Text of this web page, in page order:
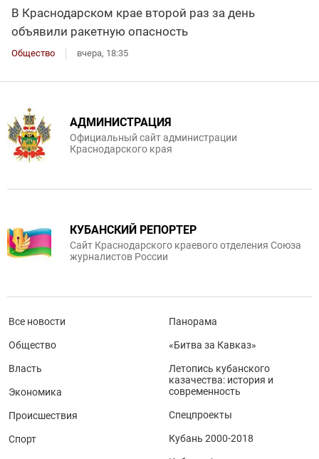
В Краснодарском крае второй раз за день
объявили ракетную опасность
Общество вчера, 18:35
АДМИНИСТРАЦИЯ
Официальный сайт администрации
Краснодарского края
КУБАНСКИЙ РЕПОРТЕР
Сайт Краснодарского краевого отделения Союза
журналистов России
Все новости
Общество
Власть
Экономика
Происшествия
Спорт
Панорама
«Битва за Кавказ»
Летопись кубанского
казачества: история и
современность
Спецпроекты
Кубань 2000-2018